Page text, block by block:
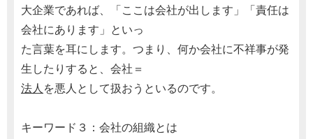
大企業であれば、「ここは会社が出します」「責任は
会社にあります」といっ
た言葉を耳にします。つまり、何か会社に不祥事が発
生したりすると、会社＝
法人 を悪人として扱おうといるのです。
キーワード３：会社の組織とは